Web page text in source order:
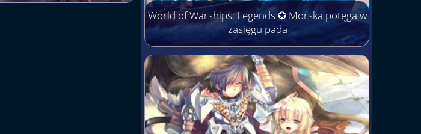
World of Warships: Legends ✪ Morska potęga w
zasięgu pada